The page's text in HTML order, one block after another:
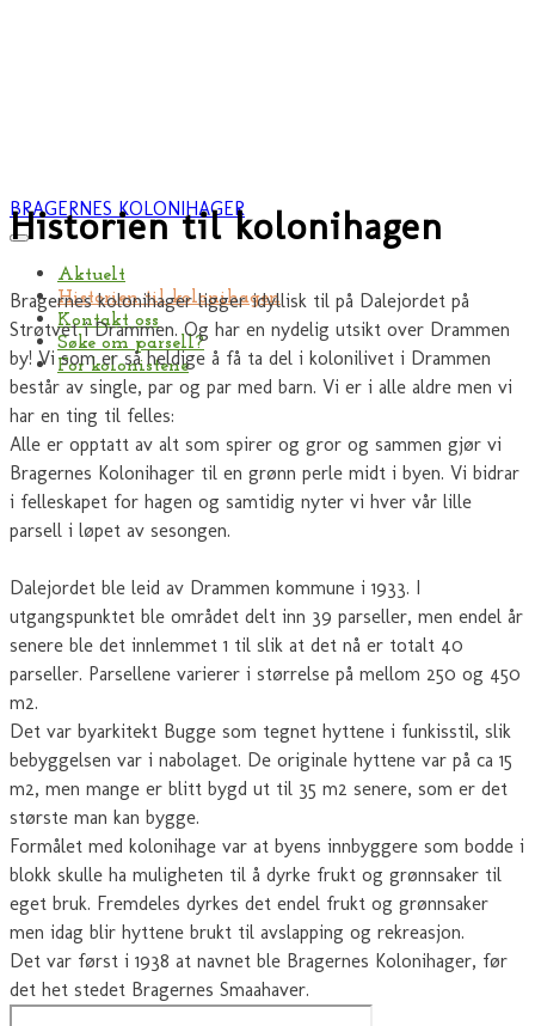
BRAGERNES KOLONIHAGER
Aktuelt
Historien til kolonihagen
Kontakt oss
Søke om parsell?
For kolonistene
Historien til kolonihagen
Bragernes kolonihager ligger idyllisk til på Dalejordet på
Strøtvet i Drammen. Og har en nydelig utsikt over Drammen
by! Vi som er så heldige å få ta del i kolonilivet i Drammen
består av single, par og par med barn. Vi er i alle aldre men vi
har en ting til felles:
Alle er opptatt av alt som spirer og gror og sammen gjør vi
Bragernes Kolonihager til en grønn perle midt i byen. Vi bidrar
i felleskapet for hagen og samtidig nyter vi hver vår lille
parsell i løpet av sesongen.
Dalejordet ble leid av Drammen kommune i 1933. I
utgangspunktet ble området delt inn 39 parseller, men endel år
senere ble det innlemmet 1 til slik at det nå er totalt 40
parseller. Parsellene varierer i størrelse på mellom 250 og 450
m2.
Det var byarkitekt Bugge som tegnet hyttene i funkisstil, slik
bebyggelsen var i nabolaget. De originale hyttene var på ca 15
m2, men mange er blitt bygd ut til 35 m2 senere, som er det
største man kan bygge.
Formålet med kolonihage var at byens innbyggere som bodde i
blokk skulle ha muligheten til å dyrke frukt og grønnsaker til
eget bruk. Fremdeles dyrkes det endel frukt og grønnsaker
men idag blir hyttene brukt til avslapping og rekreasjon.
Det var først i 1938 at navnet ble Bragernes Kolonihager, før
det het stedet Bragernes Smaahaver.